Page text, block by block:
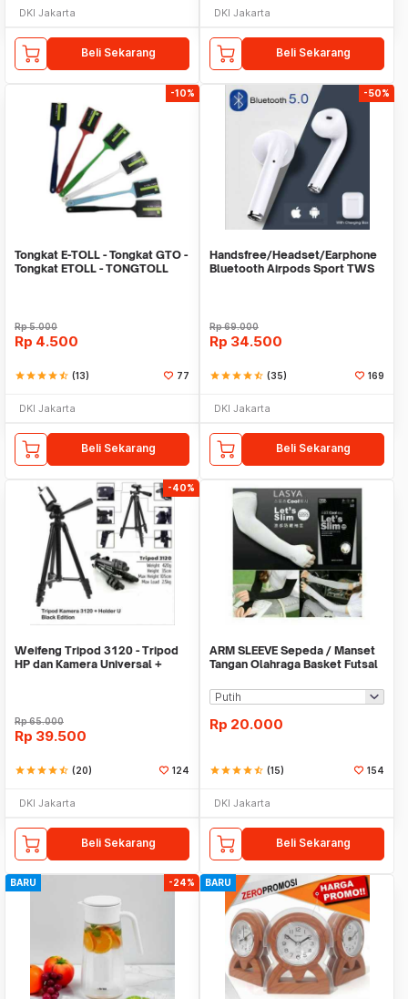
DKI Jakarta
Beli Sekarang
DKI Jakarta
Beli Sekarang
-10%
Tongkat E-TOLL - Tongkat GTO -
Tongkat ETOLL - TONGTOLL
Rp5.000
Rp 4.500
starstarstarstarstar_half (13) 77
DKI Jakarta
Beli Sekarang
-50%
Handsfree/Headset/Earphone
Bluetooth Airpods Sport TWS
Rp69.000
Rp 34.500
starstarstarstarstar_half (35) 169
DKI Jakarta
Beli Sekarang
-40%
Weifeng Tripod 3120 - Tripod
HP dan Kamera Universal +
Rp65.000
Rp 39.500
starstarstarstarstar_half (20) 124
DKI Jakarta
Beli Sekarang
ARM SLEEVE Sepeda / Manset
Tangan Olahraga Basket Futsal
Rp 20.000
starstarstarstarstar_half (15) 154
DKI Jakarta
Beli Sekarang
BARU -24% BARU